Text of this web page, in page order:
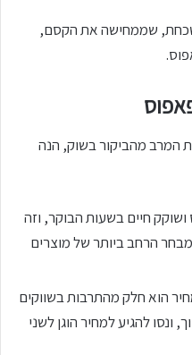
נשכחת, שממחישה את הקסם,
המרב מהביקור בשוק, הנה
חיים בשעות הבוקר, וזה
הרחב ביותר של מוצרים
הוא חלק מהתרבות בשווקים
ונסו להגיע למחיר הוגן לשני